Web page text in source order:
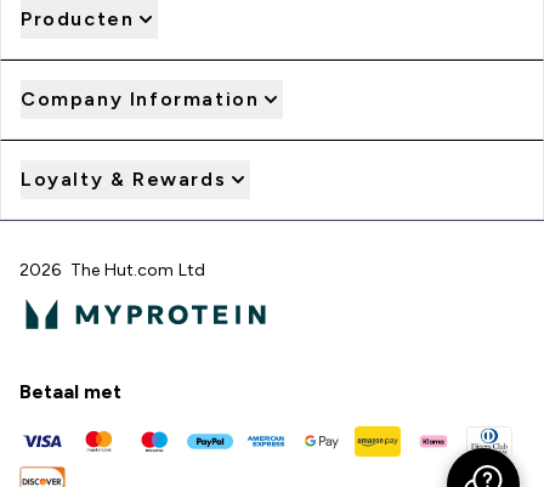
Producten
Company Information
Loyalty & Rewards
2026 The Hut.com Ltd
Betaal met